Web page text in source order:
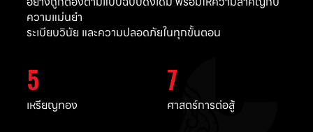
ความแม่นยำ
ระเบียบวินัย และความปลอดภัยในทุกขั้นตอน
5
เหรียญทอง
7
ศาสตร์การต่อสู้